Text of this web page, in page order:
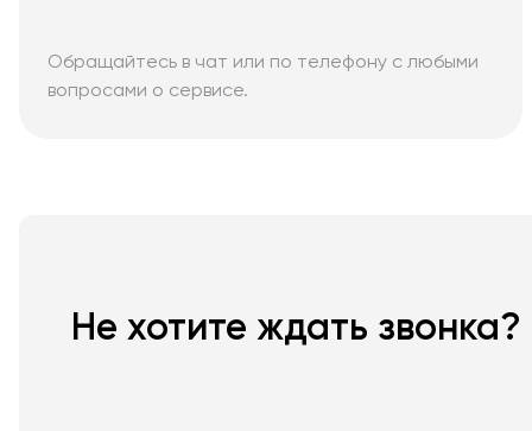
Обращайтесь в чат или по телефону с любыми
вопросами о сервисе.
Не хотите ждать звонка?